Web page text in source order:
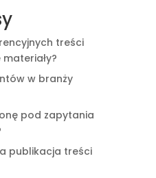
treści
w branży
pod zapytania
publikacja treści